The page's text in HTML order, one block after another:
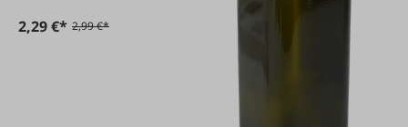
2,29 €* 2,99 €*